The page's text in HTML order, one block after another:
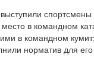
в командном
в командном
норматив для